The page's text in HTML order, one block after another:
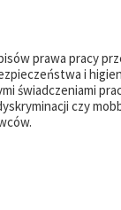
prawa pracy
i
świadczeniami
czy